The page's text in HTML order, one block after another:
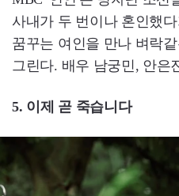
사내가 두 번이나 혼인했
꿈꾸는 여인을 만나 벼락
그린다. 배우 남궁민, 안은
5. 이제 곧 죽습니다